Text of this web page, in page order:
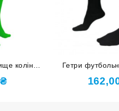
коліна
зелені
₴
Гетри
розмір 38-